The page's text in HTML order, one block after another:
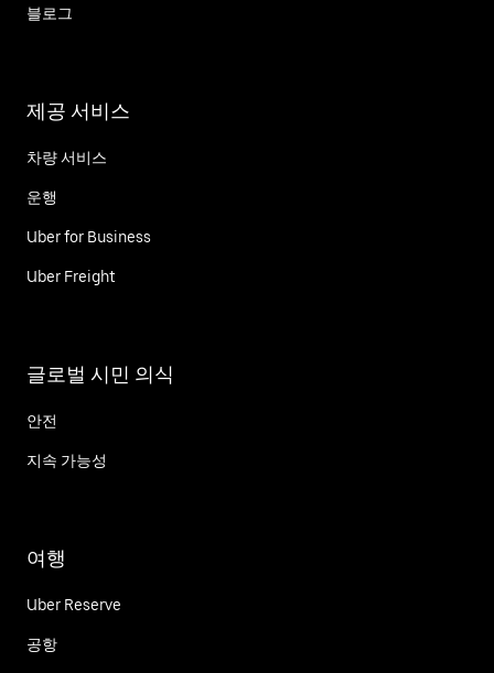
블로그
제공 서비스
차량 서비스
운행
Uber for Business
Uber Freight
글로벌 시민 의식
안전
지속 가능성
여행
Uber Reserve
공항